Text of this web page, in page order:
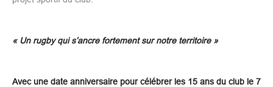
« Un rugby qui s’ancre fortement sur notre territoire »
Avec une date anniversaire pour célébrer les 15 ans du club le 7